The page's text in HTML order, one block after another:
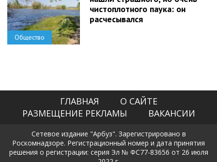
Общество
чистоплотного паука: он
расчесывался
ГЛАВНАЯ
О САЙТЕ
РАЗМЕЩЕНИЕ РЕКЛАМЫ
ВАКАНСИИ
Сетевое издание "Арбуз". Зарегистрировано в
Роскомнадзоре. Регистрационный номер и дата принятия
решения о регистрации: серия Эл № ФС77-83656 от 26 июля